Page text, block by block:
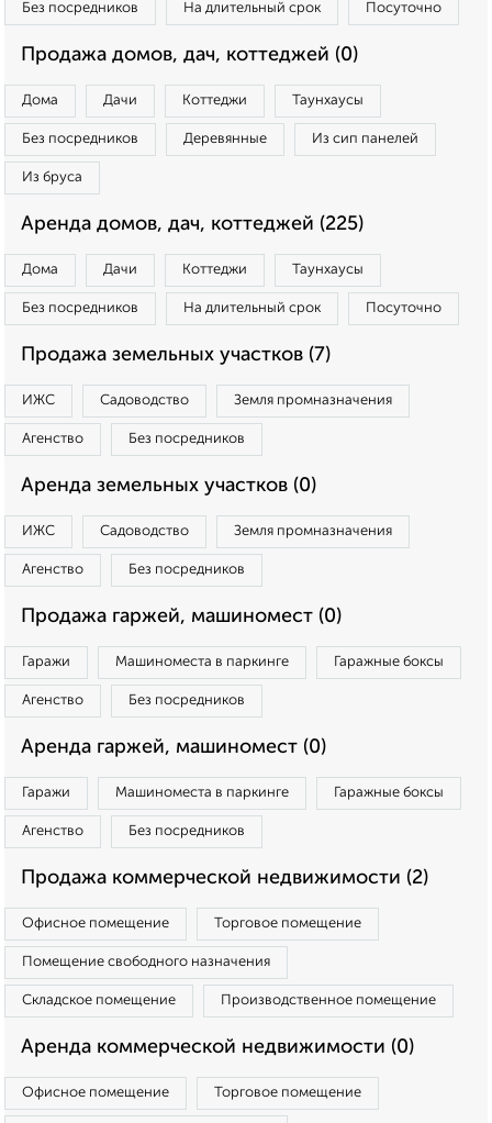
Без посредников На длительный срок Посуточно
Продажа домов, дач, коттеджей (0)
Дома Дачи Коттеджи Таунхаусы
Без посредников Деревянные Из сип панелей
Из бруса
Аренда домов, дач, коттеджей (225)
Дома Дачи Коттеджи Таунхаусы
Без посредников На длительный срок Посуточно
Продажа земельных участков (7)
ИЖС Садоводство Земля промназначения
Агенство Без посредников
Аренда земельных участков (0)
ИЖС Садоводство Земля промназначения
Агенство Без посредников
Продажа гаржей, машиномест (0)
Гаражи Машиноместа в паркинге Гаражные боксы
Агенство Без посредников
Аренда гаржей, машиномест (0)
Гаражи Машиноместа в паркинге Гаражные боксы
Агенство Без посредников
Продажа коммерческой недвижимости (2)
Офисное помещение Торговое помещение
Помещение свободного назначения
Складское помещение Производственное помещение
Аренда коммерческой недвижимости (0)
Офисное помещение Торговое помещение